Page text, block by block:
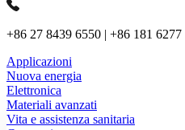
+86 27 8439 6550 | +86 181 6277
Applicazioni
Nuova energia
Elettronica
Materiali avanzati
Vita e assistenza sanitaria